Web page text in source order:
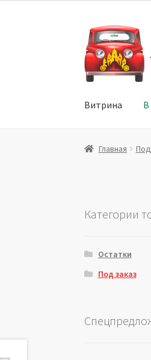
Перейти
к
навигации
Перейти
к
содержимому
Витрина В
Главная Витрина
Главная
Категории
Остатки
Под заказ